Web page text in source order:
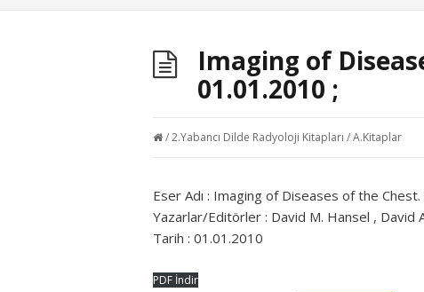
Imaging of
01.01.2010 ;
/2.Yabancı Dilde Radyoloji Kitapları /A.Kitaplar
Eser Adı : Imaging of Diseases of the Chest.
Yazarlar/Editörler : David M. Hansel , David
Tarih : 01.01.2010
PDF İndir